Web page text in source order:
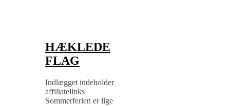
HÆKLEDE
FLAG
Indlægget indeholder
affiliatelinks
Sommerferien er lige